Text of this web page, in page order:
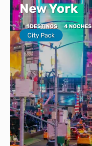
New York
1 DESTINOS 4 NOCHES
City Pack